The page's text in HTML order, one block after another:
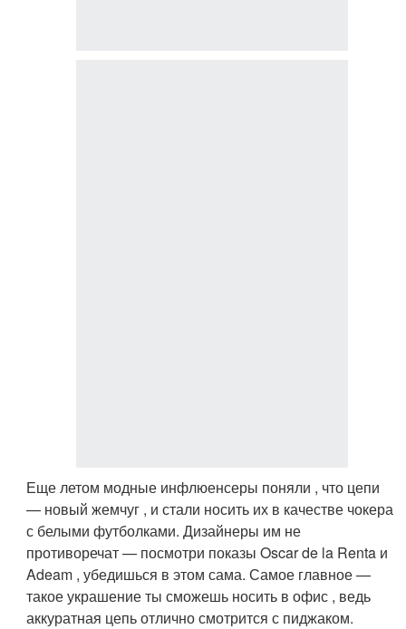
Еще летом модные инфлюенсеры поняли , что цепи
— новый жемчуг , и стали носить их в качестве чокера
с белыми футболками. Дизайнеры им не
противоречат — посмотри показы Oscar de la Renta и
Adeam , убедишься в этом сама. Самое главное —
такое украшение ты сможешь носить в офис , ведь
аккуратная цепь отлично смотрится с пиджаком.